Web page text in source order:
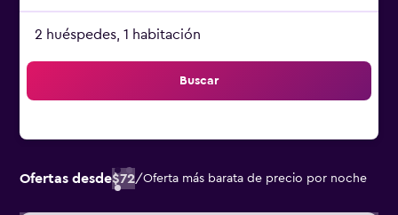
2 huéspedes, 1 habitación
Buscar
Ofertas desde$72/Oferta más barata de precio por noche